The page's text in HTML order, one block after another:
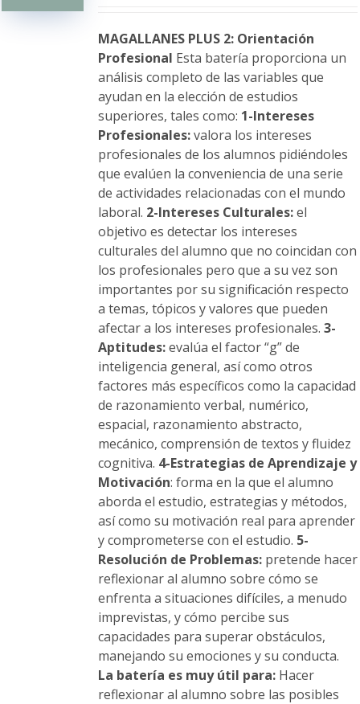
en
la
página
de
producto
MAGALLANES PLUS 2: Orientación
Profesional Esta batería proporciona un
análisis completo de las variables que
ayudan en la elección de estudios
superiores, tales como: 1-Intereses
Profesionales:valora los intereses
profesionales de los alumnos pidiéndoles
que evalúen la conveniencia de una serie
de actividades relacionadas con el mundo
laboral. 2-Intereses Culturales:el
objetivo es detectar los intereses
culturales del alumno que no coincidan con
los profesionales pero que a su vez son
importantes por su significación respecto
a temas, tópicos y valores que pueden
afectar a los intereses profesionales. 3-
Aptitudes:evalúa el factor “g” de
inteligencia general, así como otros
factores más específicos como la capacidad
de razonamiento verbal, numérico,
espacial, razonamiento abstracto,
mecánico, comprensión de textos y fluidez
cognitiva. 4-Estrategias de Aprendizaje y
Motivación: forma en la que el alumno
aborda el estudio, estrategias y métodos,
así como su motivación real para aprender
y comprometerse con el estudio. 5-
Resolución de Problemas:pretende hacer
reflexionar al alumno sobre cómo se
enfrenta a situaciones difíciles, a menudo
imprevistas, y cómo percibe sus
capacidades para superar obstáculos,
manejando su emociones y su conducta.
La batería es muy útil para:Hacer
reflexionar al alumno sobre las posibles